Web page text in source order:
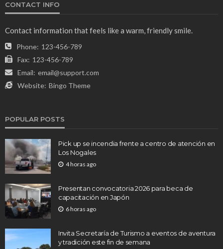
CONTACT INFO
Contact information that feels like a warm, friendly smile.
Phone: 123-456-789
Fax: 123-456-789
Email: email@support.com
Website: Bingo Theme
POPULAR POSTS
Pick up se incendia frente a centro de atención en
Los Nogales
4 horas ago
Presentan convocatoria 2026 para beca de
capacitación en Japón
6 horas ago
Invita Secretaría de Turismo a eventos de aventura
y tradición este fin de semana